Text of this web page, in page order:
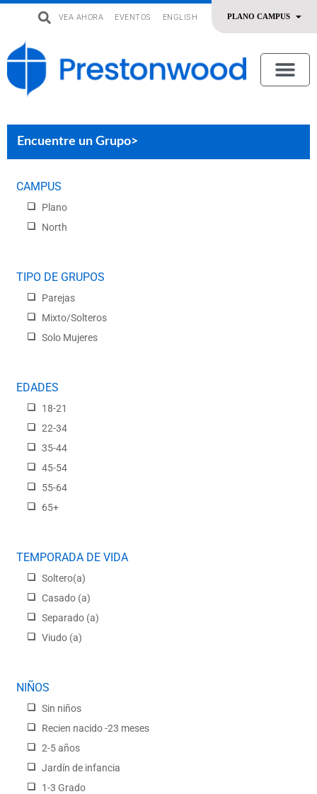
VEA AHORA EVENTOS ENGLISH
Encuentre un Grupo>
CAMPUS
Plano
North
TIPO DE GRUPOS
Parejas
Mixto/Solteros
Solo Mujeres
EDADES
18-21
22-34
35-44
45-54
55-64
65+
TEMPORADA DE VIDA
Soltero(a)
Casado (a)
Separado (a)
Viudo (a)
NIÑOS
Sin niños
Recien nacido -23 meses
2-5 años
Jardín de infancia
1-3 Grado